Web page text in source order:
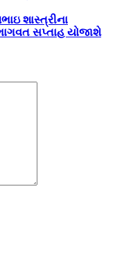
શાસ્ત્રીના
ભાગવત સપ્તાહ યોજાશે